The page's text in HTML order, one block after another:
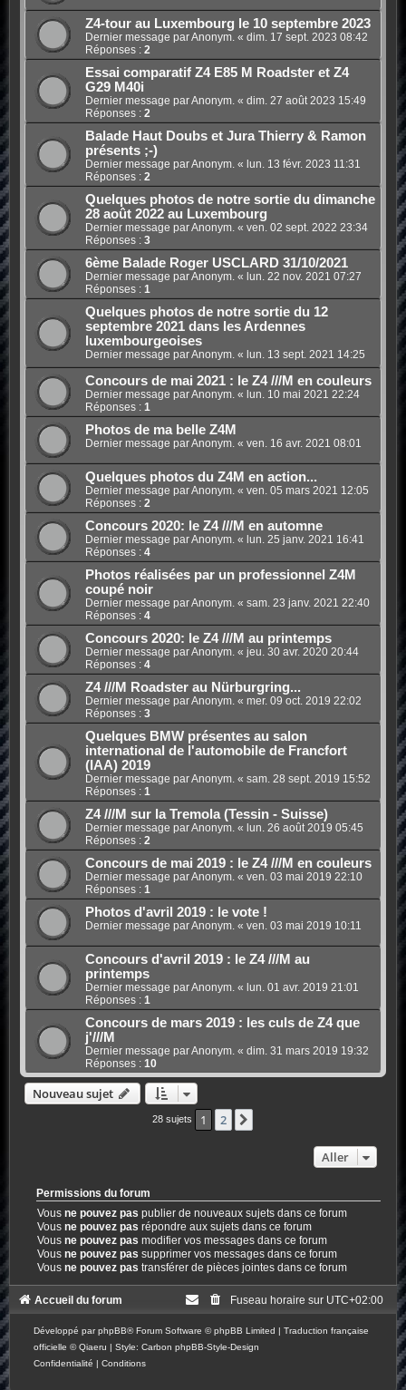
Z4-tour au Luxembourg le 10 septembre 2023
Dernier message par Anonym. « dim. 17 sept. 2023 08:42
Réponses : 2
Essai comparatif Z4 E85 M Roadster et Z4
G29 M40i
Dernier message par Anonym. « dim. 27 août 2023 15:49
Réponses : 2
Balade Haut Doubs et Jura Thierry & Ramon
présents ;-)
Dernier message par Anonym. « lun. 13 févr. 2023 11:31
Réponses : 2
Quelques photos de notre sortie du dimanche
28 août 2022 au Luxembourg
Dernier message par Anonym. « ven. 02 sept. 2022 23:34
Réponses : 3
6ème Balade Roger USCLARD 31/10/2021
Dernier message par Anonym. « lun. 22 nov. 2021 07:27
Réponses : 1
Quelques photos de notre sortie du 12
septembre 2021 dans les Ardennes
luxembourgeoises
Dernier message par Anonym. « lun. 13 sept. 2021 14:25
Concours de mai 2021 : le Z4 ///M en couleurs
Dernier message par Anonym. « lun. 10 mai 2021 22:24
Réponses : 1
Photos de ma belle Z4M
Dernier message par Anonym. « ven. 16 avr. 2021 08:01
Quelques photos du Z4M en action...
Dernier message par Anonym. « ven. 05 mars 2021 12:05
Réponses : 2
Concours 2020: le Z4 ///M en automne
Dernier message par Anonym. « lun. 25 janv. 2021 16:41
Réponses : 4
Photos réalisées par un professionnel Z4M
coupé noir
Dernier message par Anonym. « sam. 23 janv. 2021 22:40
Réponses : 4
Concours 2020: le Z4 ///M au printemps
Dernier message par Anonym. « jeu. 30 avr. 2020 20:44
Réponses : 4
Z4 ///M Roadster au Nürburgring...
Dernier message par Anonym. « mer. 09 oct. 2019 22:02
Réponses : 3
Quelques BMW présentes au salon
international de l'automobile de Francfort
(IAA) 2019
Dernier message par Anonym. « sam. 28 sept. 2019 15:52
Réponses : 1
Z4 ///M sur la Tremola (Tessin - Suisse)
Dernier message par Anonym. « lun. 26 août 2019 05:45
Réponses : 2
Concours de mai 2019 : le Z4 ///M en couleurs
Dernier message par Anonym. « ven. 03 mai 2019 22:10
Réponses : 1
Photos d'avril 2019 : le vote !
Dernier message par Anonym. « ven. 03 mai 2019 10:11
Concours d'avril 2019 : le Z4 ///M au
printemps
Dernier message par Anonym. « lun. 01 avr. 2019 21:01
Réponses : 1
Concours de mars 2019 : les culs de Z4 que
j'///M
Dernier message par Anonym. « dim. 31 mars 2019 19:32
Réponses : 10
Nouveau sujet
28 sujets 1 2
Aller
Permissions du forum
Vousne pouvez pas publier de nouveaux sujets dans ce forum
Vousne pouvez pas répondre aux sujets dans ce forum
Vousne pouvez pas modifier vos messages dans ce forum
Vousne pouvez pas supprimer vos messages dans ce forum
Vousne pouvez pas transférer de pièces jointes dans ce forum
Accueil du forum Fuseau horaire sur UTC+02:00
Développé parphpBB® Forum Software © phpBB Limited | Traduction française
officielle ©Qiaeru | Style: Carbon phpBB-Style-Design
Confidentialité | Conditions